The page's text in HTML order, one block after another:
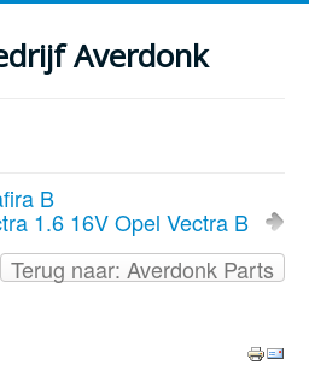
Averdonk
verslagen
B
1.6 16V Opel Vectra B
Terug naar: Averdonk Parts